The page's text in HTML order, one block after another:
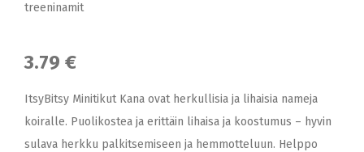
treeninamit
3.79 €
ItsyBitsy Minitikut Kana ovat herkullisia ja lihaisia nameja
koiralle. Puolikostea ja erittäin lihaisa ja koostumus – hyvin
sulava herkku palkitsemiseen ja hemmotteluun. Helppo